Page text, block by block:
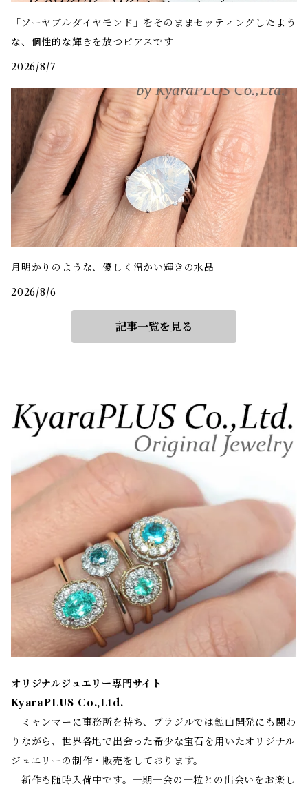
「ソーヤブルダイヤモンド」をそのままセッティングしたよう
な、個性的な輝きを放つピアスです
2026/8/7
月明かりのような、優しく温かい輝きの水晶
2026/8/6
記事一覧を見る
オリジナルジュエリー専門サイト
KyaraPLUS Co.,Ltd.
ミャンマーに事務所を持ち、ブラジルでは鉱山開発にも関わ
りながら、世界各地で出会った希少な宝石を用いたオリジナル
ジュエリーの制作・販売をしております。
新作も随時入荷中です。一期一会の一粒との出会いをお楽し